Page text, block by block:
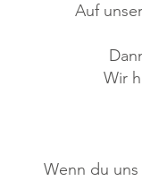
Auf
Wir
Wenn du